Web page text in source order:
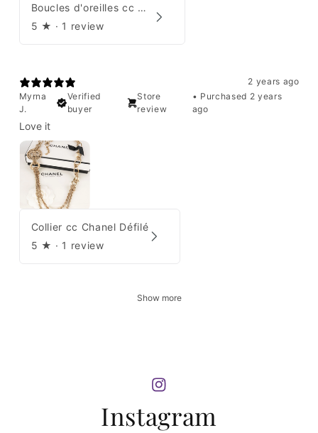
Boucles d'oreilles cc Chanel
5 ★ · 1 review
2 years ago
Myrna
J.
Verified
buyer
Store
review
• Purchased 2 years
ago
Love it
Collier cc Chanel Défilé
5 ★ · 1 review
Show more
Instagram